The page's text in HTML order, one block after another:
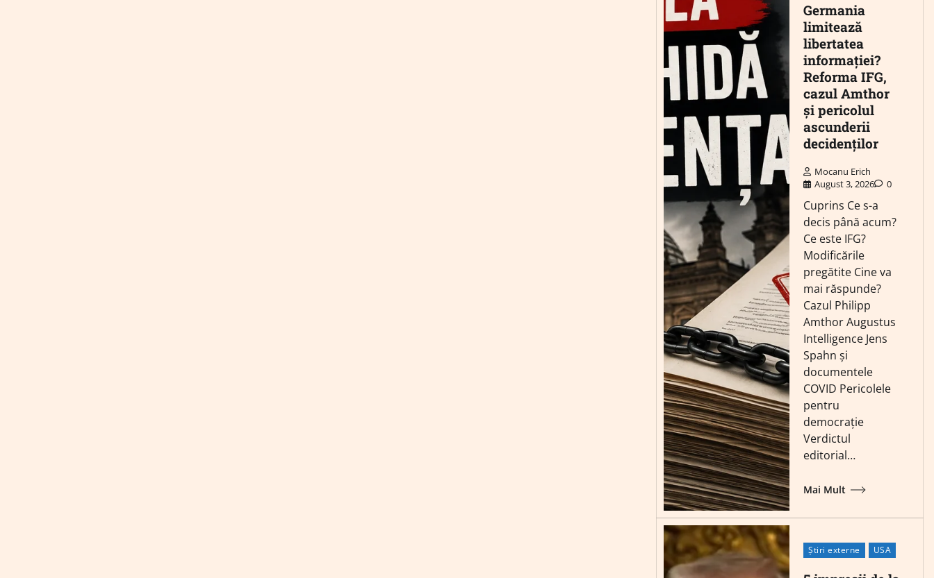
Germania
limitează
libertatea
informației?
Reforma IFG,
cazul Amthor
și pericolul
ascunderii
decidenților
Mocanu Erich
August 3, 2026
0
Cuprins Ce s-a
decis până acum?
Ce este IFG?
Modificările
pregătite Cine va
mai răspunde?
Cazul Philipp
Amthor Augustus
Intelligence Jens
Spahn și
documentele
COVID Pericolele
pentru
democrație
Verdictul
editorial…
Mai Mult
Știri externe USA